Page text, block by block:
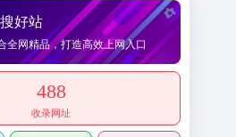
好站
全网精品，打造高效上网入口
488
收录网址